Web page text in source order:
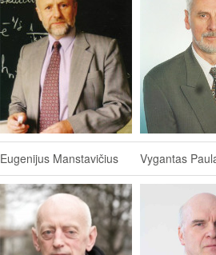
Eugenijus Manstavičius Vygantas